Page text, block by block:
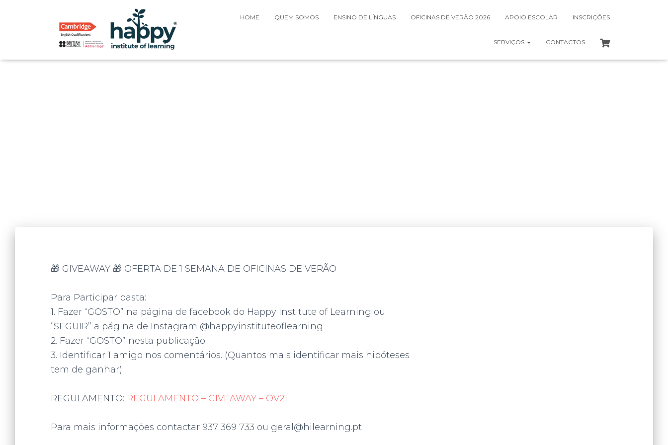
HOME QUEM SOMOS ENSINO DE LÍNGUAS OFICINAS DE VERÃO 2026 APOIO ESCOLAR INSCRIÇÕES
SERVIÇOS CONTACTOS
🎁 GIVEAWAY 🎁 OFERTA DE 1 SEMANA DE OFICINAS DE VERÃO
Para Participar basta:
1. Fazer “GOSTO” na página de facebook do Happy Institute of Learning ou
“SEGUIR” a página de Instagram @happyinstituteoflearning
2. Fazer “GOSTO” nesta publicação.
3. Identificar 1 amigo nos comentários. (Quantos mais identificar mais hipóteses
tem de ganhar)
REGULAMENTO: REGULAMENTO – GIVEAWAY – OV21
Para mais informações contactar 937 369 733 ou geral@hilearning.pt